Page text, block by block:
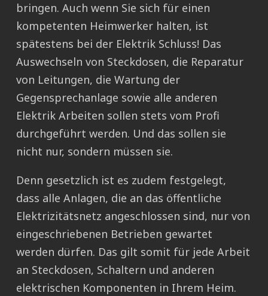
bringen. Auch wenn Sie sich für einen
kompetenten Heimwerker halten, ist
spätestens bei der Elektrik Schluss! Das
Auswechseln von Steckdosen, die Reparatur
von Leitungen, die Wartung der
Gegensprechanlage sowie alle anderen
Elektrik Arbeiten sollen stets vom Profi
durchgeführt werden. Und das sollen sie
nicht nur, sondern müssen sie.
Denn gesetzlich ist es zudem festgelegt,
dass alle Anlagen, die an das öffentliche
Elektrizitätsnetz angeschlossen sind, nur von
eingeschriebenen Betrieben gewartet
werden dürfen. Das gilt somit für jede Arbeit
an Steckdosen, Schaltern und anderen
elektrischen Komponenten in Ihrem Heim.